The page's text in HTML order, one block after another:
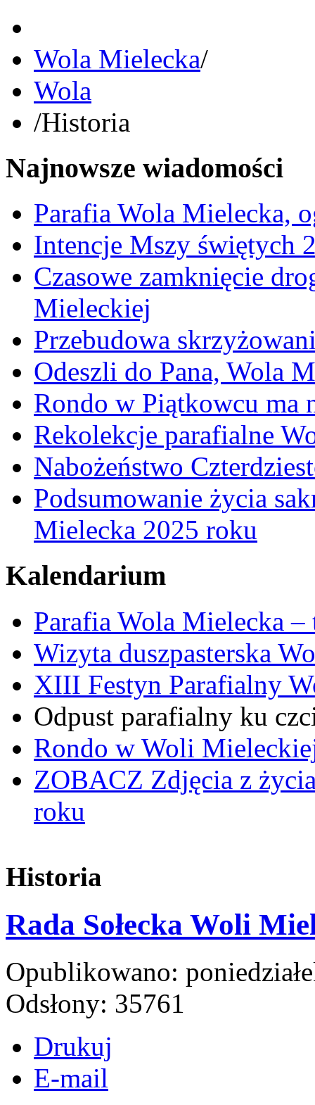
Wola Mielecka/
Wola
/Historia
Najnowsze wiadomości
Parafia Wola Mielecka,
Intencje Mszy świętych
Czasowe zamknięcie
Mieleckiej
Przebudowa
Odeszli do Pana, Wola
Rondo w Piątkowcu ma
Rekolekcje parafialne
Nabożeństwo
Podsumowanie życia
Mielecka 2025 roku
Kalendarium
Parafia Wola Mielecka
Wizyta duszpasterska
XIII Festyn Parafialny
Odpust parafialny ku
Rondo w Woli
ZOBACZ Zdjęcia z
roku
Historia
Rada Sołecka Woli
Opublikowano:
Odsłony: 35761
Drukuj
E-mail